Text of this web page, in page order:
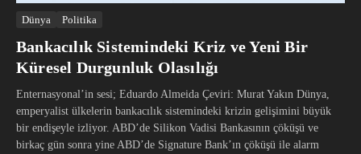
Dünya Politika
Bankacılık Sistemindeki Kriz ve Yeni Bir
Küresel Durgunluk Olasılığı
Enternasyonal’in sesi; Eduardo Almeida Çeviri: Murat Yakın Dünya,
emperyalist ülkelerin bankacılık sistemindeki krizin gelişimini büyük
bir endişeyle izliyor. ABD’de Silikon Vadisi Bankasının çöküşü ve
birkaç gün sonra yine ABD’de Signature Bank’ın çöküşü ile alarm